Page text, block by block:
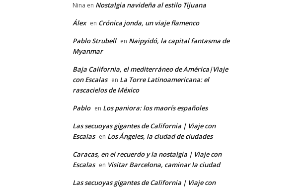
Nina en Nostalgia navideña al estilo Tijuana
Álex en Crónica jonda, un viaje flamenco
Pablo Strubell en Naipyidó, la capital fantasma de
Myanmar
Baja California, el mediterráneo de América|Viaje
con Escalas en La Torre Latinoamericana: el
rascacielos de México
Pablo en Los paniora: los maorís españoles
Las secuoyas gigantes de California | Viaje con
Escalas en Los Ángeles, la ciudad de ciudades
Caracas, en el recuerdo y la nostalgia | Viaje con
Escalas en Visitar Barcelona, caminar la ciudad
Las secuoyas gigantes de California | Viaje con